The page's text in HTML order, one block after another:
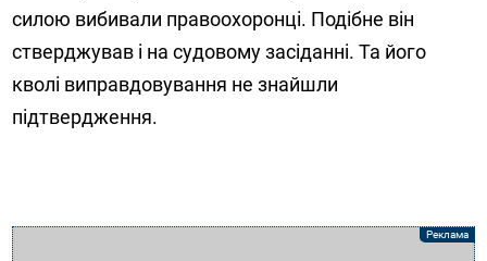
силою вибивали правоохоронці. Подібне він
стверджував і на судовому засіданні. Та його
кволі виправдовування не знайшли
підтвердження.